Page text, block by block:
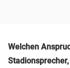
Welchen